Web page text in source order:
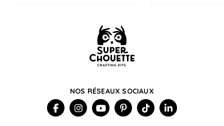
NOS RÉSEAUX SOCIAUX